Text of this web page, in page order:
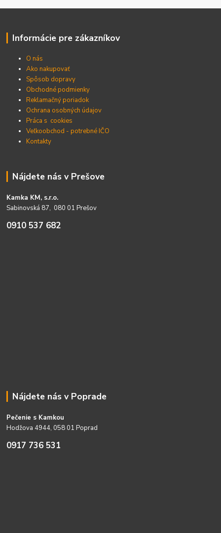
Informácie pre zákazníkov
O nás
Ako nakupovať
Spôsob dopravy
Obchodné podmienky
Reklamačný poriadok
Ochrana osobných údajov
Práca s cookies
Veľkoobchod - potrebné IČO
Kontakty
Nájdete nás v Prešove
Kamka KM, s.r.o.
Sabinovská 87, 080 01 Prešov
0910 537 682
Nájdete nás v Poprade
Pečenie s Kamkou
Hodžova 4944, 058 01 Poprad
0917 736 531